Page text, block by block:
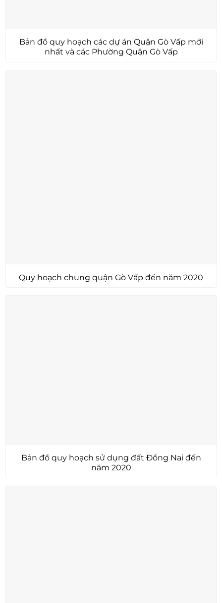
Bản đồ quy hoạch các dự án Quận Gò Vấp mới
nhất và các Phường Quận Gò Vấp
Quy hoạch chung quận Gò Vấp đến năm 2020
Bản đồ quy hoạch sử dụng đất Đồng Nai đến
năm 2020